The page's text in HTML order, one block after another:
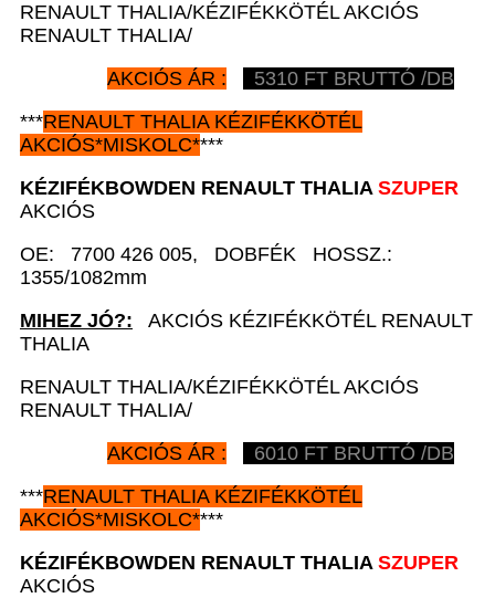
RENAULT THALIA/KÉZIFÉKKÖTÉL AKCIÓS
RENAULT THALIA/
AKCIÓS ÁR :
5310 FT BRUTTÓ /DB
***RENAULT THALIA KÉZIFÉKKÖTÉL
AKCIÓS*MISKOLC****
KÉZIFÉKBOWDEN RENAULT THALIA SZUPER
AKCIÓS
OE: 7700 426 005, DOBFÉK HOSSZ.:
1355/1082mm
MIHEZ JÓ?: AKCIÓS KÉZIFÉKKÖTÉL RENAULT
THALIA
RENAULT THALIA/KÉZIFÉKKÖTÉL AKCIÓS
RENAULT THALIA/
AKCIÓS ÁR :
6010 FT BRUTTÓ /DB
***RENAULT THALIA KÉZIFÉKKÖTÉL
AKCIÓS*MISKOLC****
KÉZIFÉKBOWDEN RENAULT THALIA SZUPER
AKCIÓS